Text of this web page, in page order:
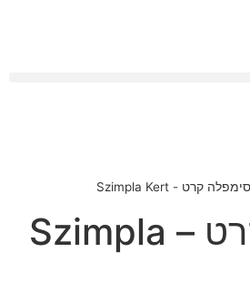
סימפלה קרט - Szimpla Kert
סימפלה קרט – Szimpla